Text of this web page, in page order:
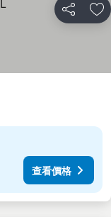
分享 放
查看價格